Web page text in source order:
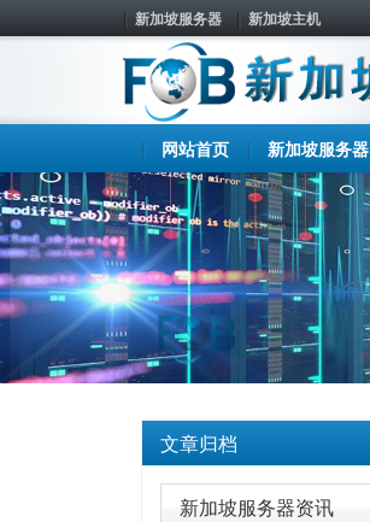
新加坡服务器 新加坡主机
网站首页 新加坡服务器
文章归档
新加坡服务器资讯